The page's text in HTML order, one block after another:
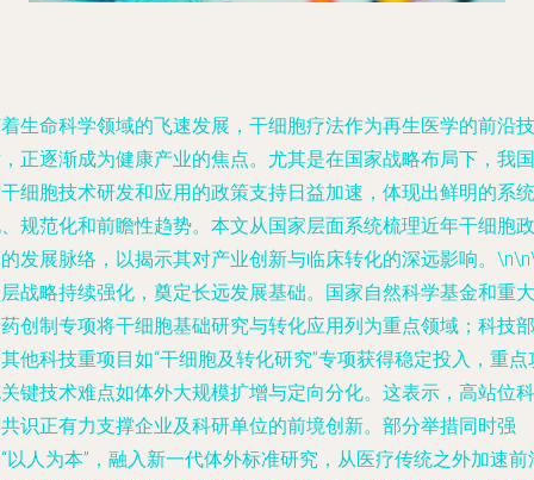
生命科学领域的飞速发展，干细胞疗法作为再生医学的前沿技
正逐渐成为健康产业的焦点。尤其是在国家战略布局下，我国
细胞技术研发和应用的政策支持日益加速，体现出鲜明的系统
规范化和前瞻性趋势。本文从国家层面系统梳理近年干细胞政
发展脉络，以揭示其对产业创新与临床转化的深远影响。
战略持续强化，奠定长远发展基础。国家自然科学基金和重大
创制专项将干细胞基础研究与转化应用列为重点领域；科技部
他科技重项目如“干细胞及转化研究”专项获得稳定投入，重点
键技术难点如体外大规模扩增与定向分化。这表示，高站位科
识正有力支撑企业及科研单位的前境创新。部分举措同时强
以人为本”，融入新一代体外标准研究，从医疗传统之外加速前